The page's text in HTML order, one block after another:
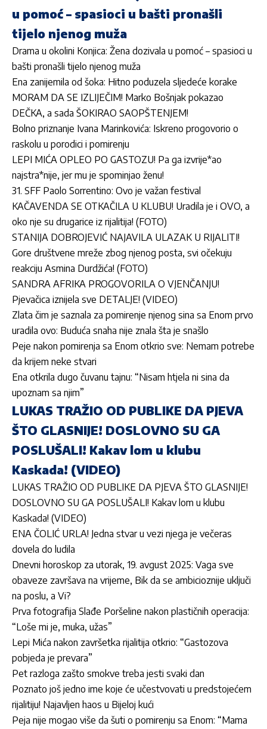
u pomoć – spasioci u bašti pronašli
tijelo njenog muža
Drama u okolini Konjica: Žena dozivala u pomoć – spasioci u
bašti pronašli tijelo njenog muža
Ena zanijemila od šoka: Hitno poduzela sljedeće korake
MORAM DA SE IZLIJEČIM! Marko Bošnjak pokazao
DEČKA, a sada ŠOKIRAO SAOPŠTENJEM!
Bolno priznanje Ivana Marinkovića: Iskreno progovorio o
raskolu u porodici i pomirenju
LEPI MIĆA OPLEO PO GASTOZU! Pa ga izvrije*ao
najstra*nije, jer mu je spominjao ženu!
31. SFF Paolo Sorrentino: Ovo je važan festival
KAČAVENDA SE OTKAČILA U KLUBU! Uradila je i OVO, a
oko nje su drugarice iz rijalitija! (FOTO)
STANIJA DOBROJEVIĆ NAJAVILA ULAZAK U RIJALITI!
Gore društvene mreže zbog njenog posta, svi očekuju
reakciju Asmina Durdžića! (FOTO)
SANDRA AFRIKA PROGOVORILA O VJENČANJU!
Pjevačica iznijela sve DETALJE! (VIDEO)
Zlata čim je saznala za pomirenje njenog sina sa Enom prvo
uradila ovo: Buduća snaha nije znala šta je snašlo
Peje nakon pomirenja sa Enom otkrio sve: Nemam potrebe
da krijem neke stvari
Ena otkrila dugo čuvanu tajnu: “Nisam htjela ni sina da
upoznam sa njim”
LUKAS TRAŽIO OD PUBLIKE DA PJEVA
ŠTO GLASNIJE! DOSLOVNO SU GA
POSLUŠALI! Kakav lom u klubu
Kaskada! (VIDEO)
LUKAS TRAŽIO OD PUBLIKE DA PJEVA ŠTO GLASNIJE!
DOSLOVNO SU GA POSLUŠALI! Kakav lom u klubu
Kaskada! (VIDEO)
ENA ČOLIĆ URLA! Jedna stvar u vezi njega je večeras
dovela do ludila
Dnevni horoskop za utorak, 19. avgust 2025: Vaga sve
obaveze završava na vrijeme, Bik da se ambicioznije uključi
na poslu, a Vi?
Prva fotografija Slađe Poršeline nakon plastičnih operacija:
“Loše mi je, muka, užas”
Lepi Mića nakon završetka rijalitija otkrio: “Gastozova
pobjeda je prevara”
Pet razloga zašto smokve treba jesti svaki dan
Poznato još jedno ime koje će učestvovati u predstojećem
rijalitiju! Najavljen haos u Bijeloj kući
Peja nije mogao više da šuti o pomirenju sa Enom: “Mama